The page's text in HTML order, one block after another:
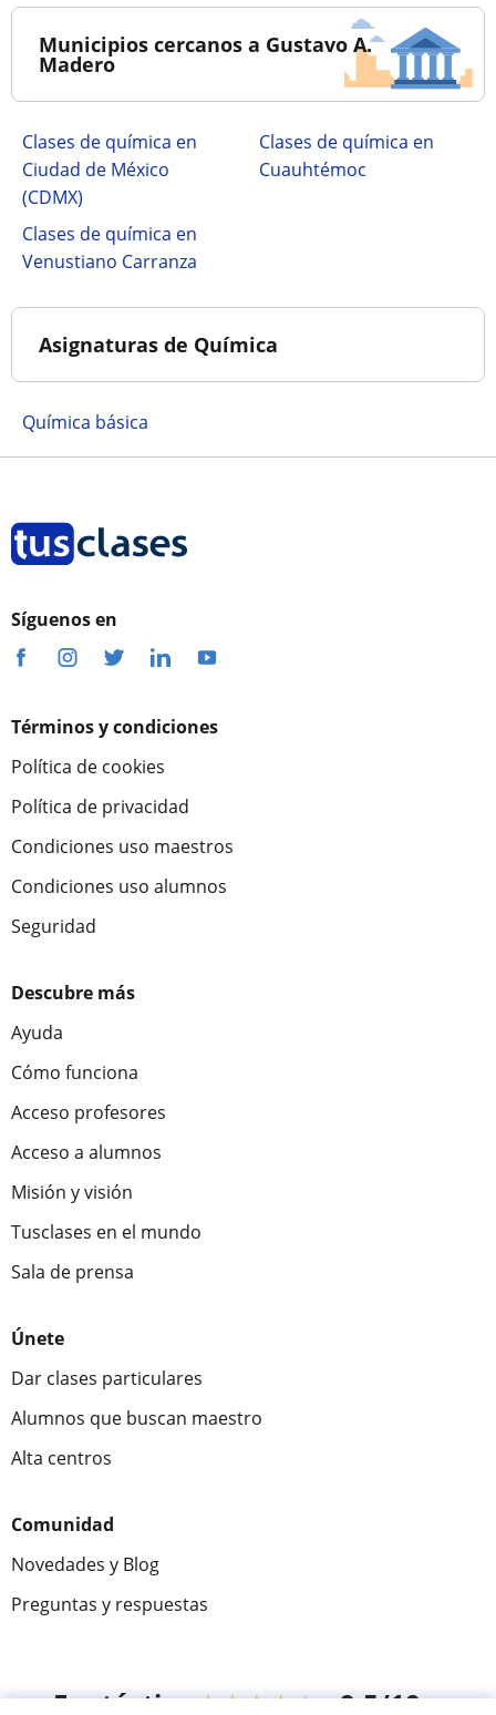
Municipios cercanos a Gustavo A.
Madero
Clases de química en
Ciudad de México
(CDMX)
Clases de química en
Cuauhtémoc
Clases de química en
Venustiano Carranza
Asignaturas de Química
Química básica
Síguenos en
Términos y condiciones
Política de cookies
Política de privacidad
Condiciones uso maestros
Condiciones uso alumnos
Seguridad
Descubre más
Ayuda
Cómo funciona
Acceso profesores
Acceso a alumnos
Misión y visión
Tusclases en el mundo
Sala de prensa
Únete
Dar clases particulares
Alumnos que buscan maestro
Alta centros
Comunidad
Novedades y Blog
Preguntas y respuestas
Fantástica★★★★★ 9,5/10